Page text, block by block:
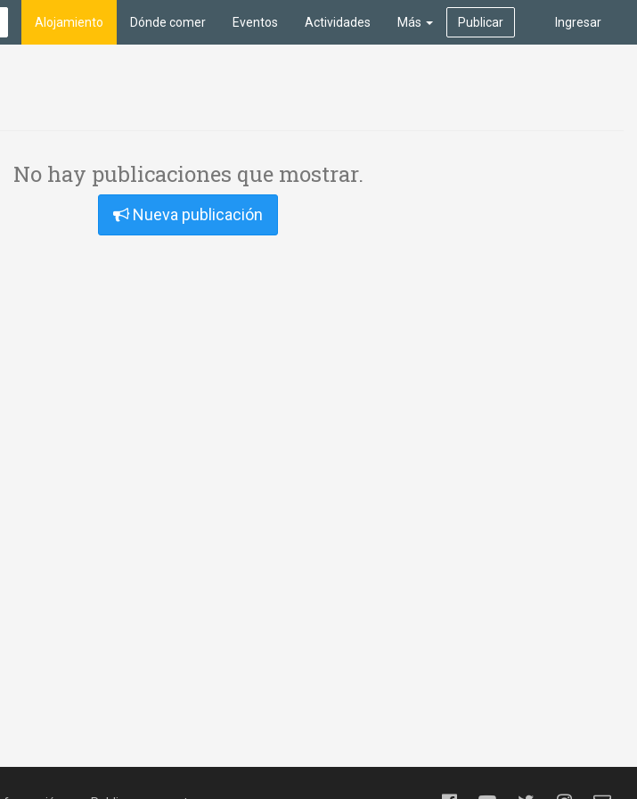
Ingresar
Alojamiento Dónde comer Eventos Actividades Más Publicar
No hay publicaciones que mostrar.
Nueva publicación